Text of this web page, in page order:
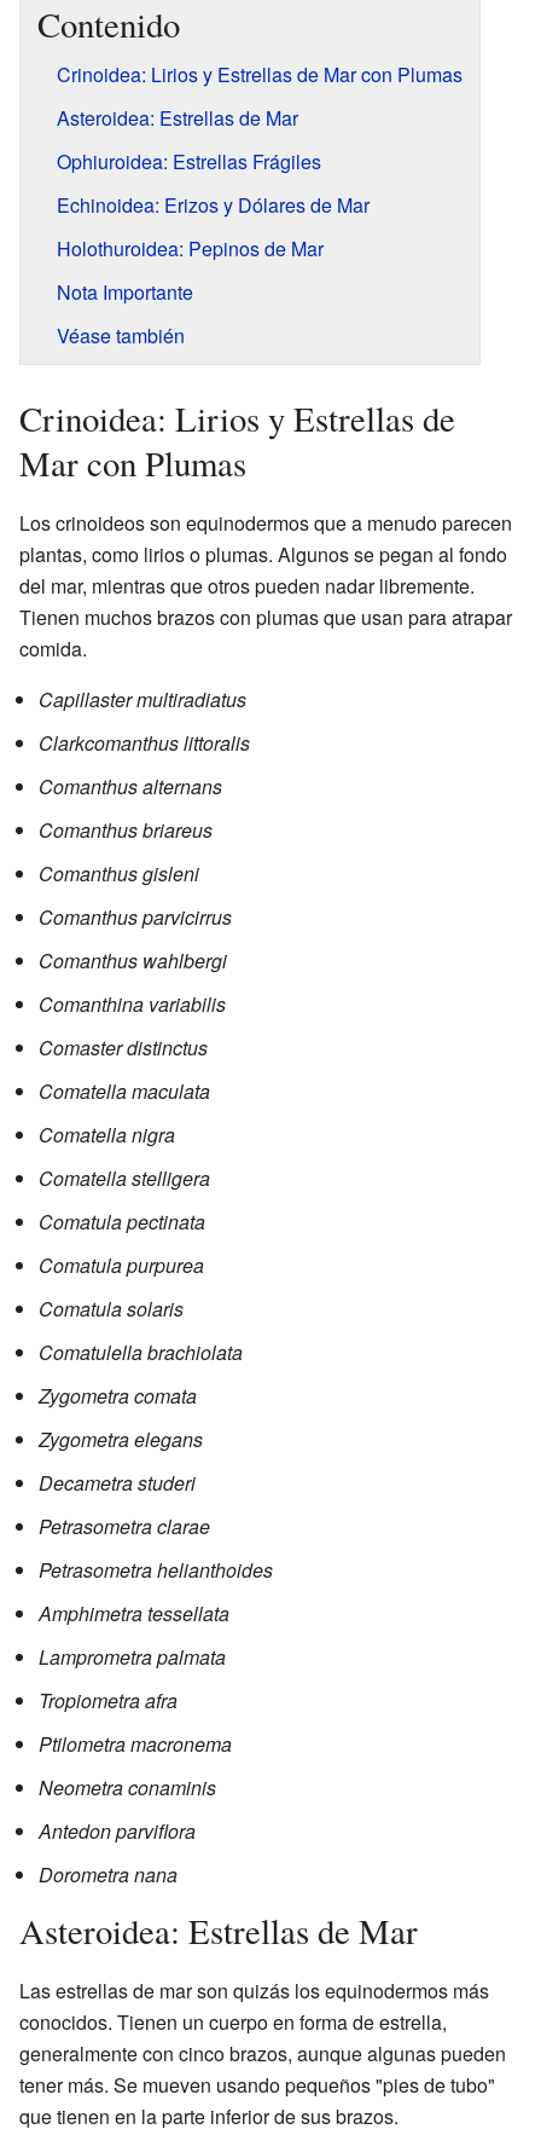
Contenido
Crinoidea: Lirios y Estrellas de Mar con Plumas
Asteroidea: Estrellas de Mar
Ophiuroidea: Estrellas Frágiles
Echinoidea: Erizos y Dólares de Mar
Holothuroidea: Pepinos de Mar
Nota Importante
Véase también
Crinoidea: Lirios y Estrellas de
Mar con Plumas
Los crinoideos son equinodermos que a menudo parecen
plantas, como lirios o plumas. Algunos se pegan al fondo
del mar, mientras que otros pueden nadar libremente.
Tienen muchos brazos con plumas que usan para atrapar
comida.
Capillaster multiradiatus
Clarkcomanthus littoralis
Comanthus alternans
Comanthus briareus
Comanthus gisleni
Comanthus parvicirrus
Comanthus wahlbergi
Comanthina variabilis
Comaster distinctus
Comatella maculata
Comatella nigra
Comatella stelligera
Comatula pectinata
Comatula purpurea
Comatula solaris
Comatulella brachiolata
Zygometra comata
Zygometra elegans
Decametra studeri
Petrasometra clarae
Petrasometra helianthoides
Amphimetra tessellata
Lamprometra palmata
Tropiometra afra
Ptilometra macronema
Neometra conaminis
Antedon parviflora
Dorometra nana
Asteroidea: Estrellas de Mar
Las estrellas de mar son quizás los equinodermos más
conocidos. Tienen un cuerpo en forma de estrella,
generalmente con cinco brazos, aunque algunas pueden
tener más. Se mueven usando pequeños "pies de tubo"
que tienen en la parte inferior de sus brazos.